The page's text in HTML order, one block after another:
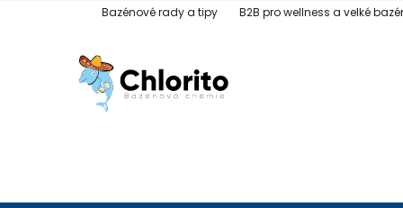
Bazénové rady a tipy B2B pro wellness a velké